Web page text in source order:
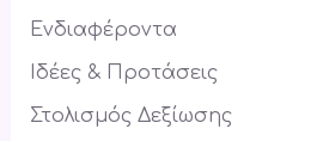
Ενδιαφέροντα
Ιδέες & Προτάσεις
Στολισμός Δεξίωσης